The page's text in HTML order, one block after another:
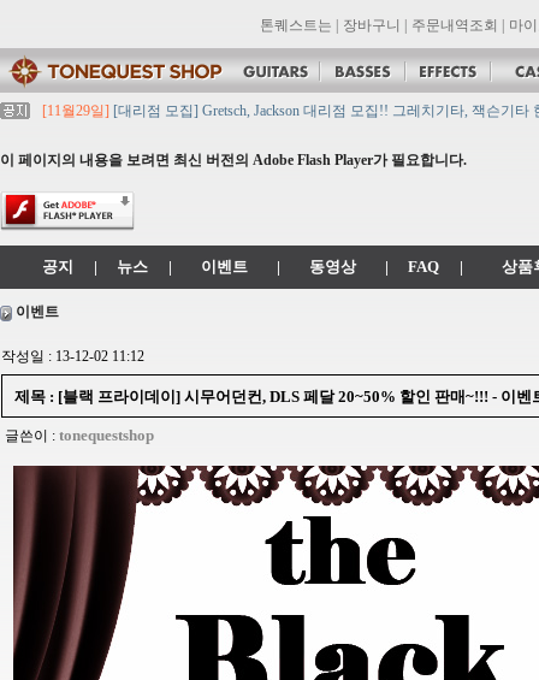
톤퀘스트는 장바구니 주문내역조회 마
[11월29일] [대리점 모집] Gretsch, Jackson 대리점 모집!! 그레치기타, 잭슨기타
[11월29일]2021년 추석 영업 시간 & 배송 공지
[11월29일]
2021년 설 영업 시간 & 배송 공지
이 페이지의 내용을 보려면 최신 버전의 Adobe Flash Player가 필요합니다.
공지 | 뉴스 | 이벤트 | 동영상 | FAQ | 상품
이벤트
작성일 : 13-12-02 11:12
제목 : [블랙 프라이데이] 시무어던컨, DLS 페달 20~50% 할인 판매~!!! - 이벤
글쓴이 : tonequestshop